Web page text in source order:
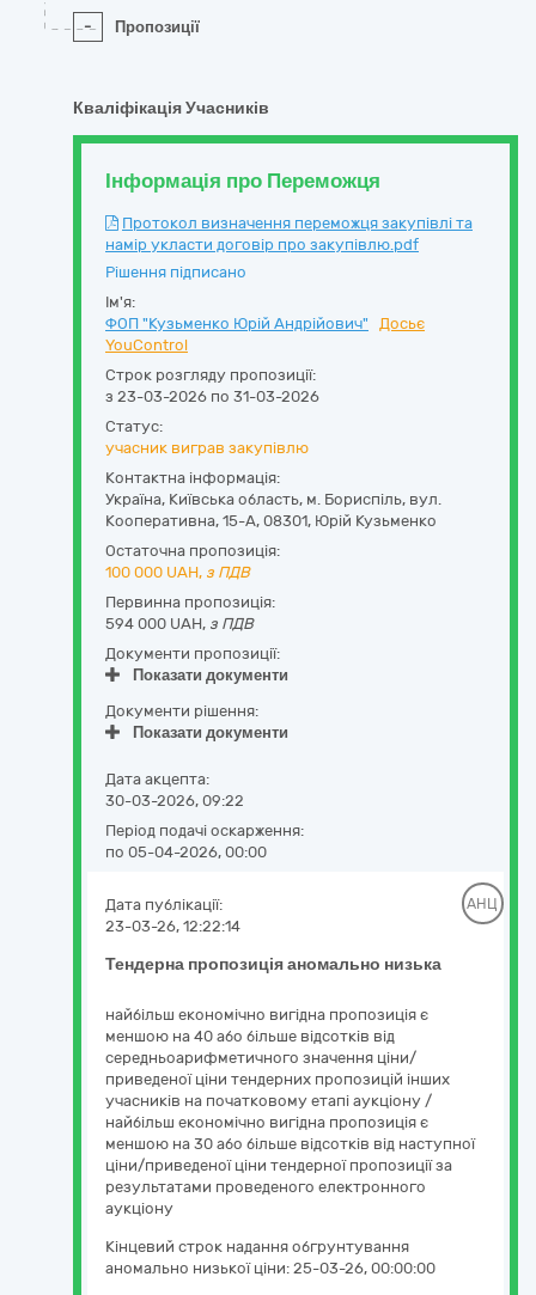
- Пропозиції
Кваліфікація Учасників
Інформація про Переможця
Протокол визначення переможця закупівлі та
намір укласти договір про закупівлю.pdf
Рішення підписано
Ім'я:
ФОП "Кузьменко Юрій Андрійович"
Досьє
YouControl
Строк розгляду пропозиції:
з 23-03-2026 по 31-03-2026
Статус:
учасник виграв закупівлю
Контактна інформація:
Україна, Київська область, м. Бориспіль, вул.
Кооперативна, 15-А, 08301, Юрій Кузьменко
Остаточна пропозиція:
100 000 UAH, з ПДВ
Первинна пропозиція:
594 000 UAH, з ПДВ
Документи пропозиції:
Показати документи
Документи рішення:
Показати документи
Дата акцепта:
30-03-2026, 09:22
Період подачі оскарження:
по 05-04-2026, 00:00
Тендерна пропозиція аномально низька
Дата публікації:
23-03-26, 12:22:14
АНЦ
найбільш економічно вигідна пропозиція є
меншою на 40 або більше відсотків від
середньоарифметичного значення ціни/
приведеної ціни тендерних пропозицій інших
учасників на початковому етапі аукціону /
найбільш економічно вигідна пропозиція є
меншою на 30 або більше відсотків від наступної
ціни/приведеної ціни тендерної пропозиції за
результатами проведеного електронного
аукціону
Кінцевий строк надання обгрунтування
аномально низької ціни: 25-03-26, 00:00:00